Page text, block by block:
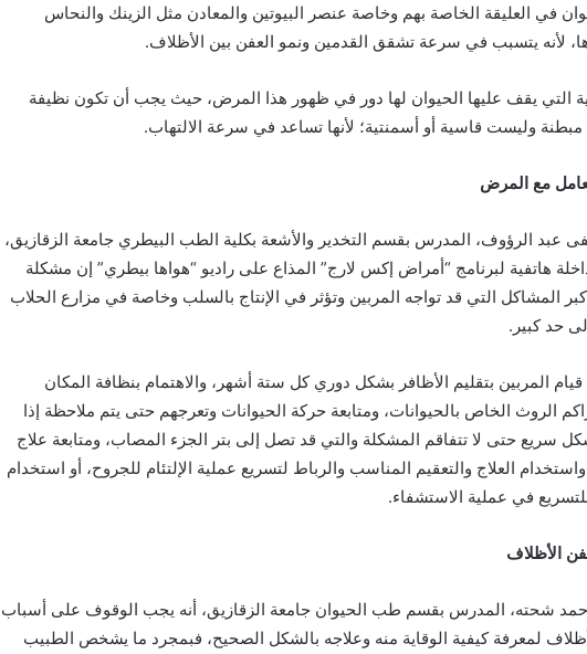
في العليقة الخاصة بهم وخاصة عنصر البيوتين والمعادن مثل الزينك والنحاس
لأنه يتسبب في سرعة تشقق القدمين ونمو العفن بين الأظلاف.
التي يقف عليها الحيوان لها دور في ظهور هذا المرض، حيث يجب أن تكون نظيفة
وليست قاسية أو أسمنتية؛ لأنها تساعد في سرعة الالتهاب.
مع المرض
عبد الرؤوف، المدرس بقسم التخدير والأشعة بكلية الطب البيطري جامعة الزقازيق،
هاتفية لبرنامج “أمراض إكس لارج” المذاع على راديو “هواها بيطري” إن مشكلة
المشاكل التي قد تواجه المربين وتؤثر في الإنتاج بالسلب وخاصة في مزارع الحلاب
حد كبير.
المربين بتقليم الأظافر بشكل دوري كل ستة أشهر، والاهتمام بنظافة المكان
الروث الخاص بالحيوانات، ومتابعة حركة الحيوانات وتعرجهم حتى يتم ملاحظة إذا
سريع حتى لا تتفاقم المشكلة والتي قد تصل إلى بتر الجزء المصاب، ومتابعة علاج
العلاج والتعقيم المناسب والرباط لتسريع عملية الإلتئام للجروح، أو استخدام
في عملية الاستشفاء.
الأظلاف
شحته، المدرس بقسم طب الحيوان جامعة الزقازيق، أنه يجب الوقوف على أسباب
لمعرفة كيفية الوقاية منه وعلاجه بالشكل الصحيح، فبمجرد ما يشخص الطبيب